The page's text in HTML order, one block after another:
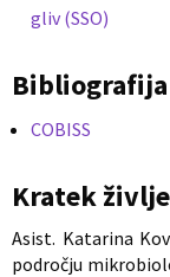
gliv (SSO)
Bibliografija
COBISS
Kratek
Asist. Katarina
področju